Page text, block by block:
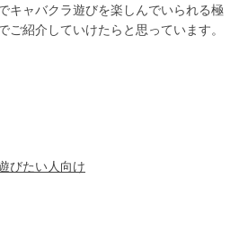
キャバクラ遊びを楽しんでいられる極
ご紹介していけたらと思っています。
びたい人向け